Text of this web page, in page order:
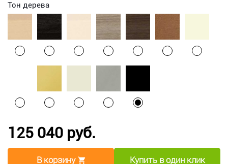
Тон дерева
125 040 руб.
В корзину Купить в один клик